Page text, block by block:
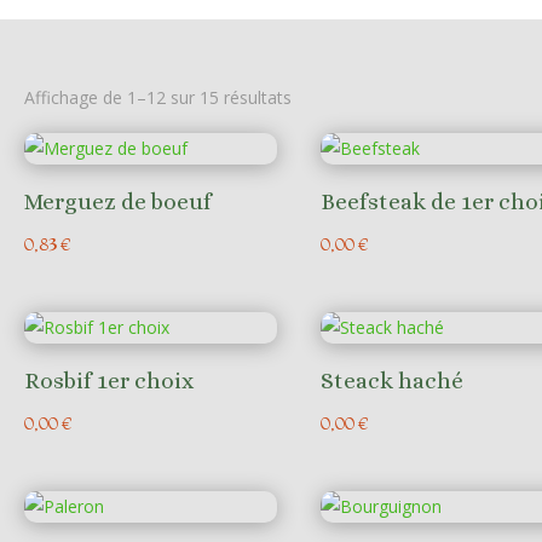
Affichage de 1–12 sur 15 résultats
Merguez de boeuf
0,83€
Beefsteak de 1er
0,00€
Rosbif 1er choix
0,00€
Steack haché
0,00€